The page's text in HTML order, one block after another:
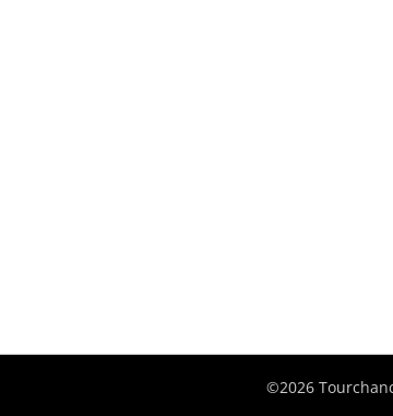
©2026